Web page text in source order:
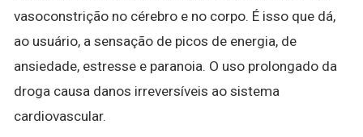
vasoconstrição no cérebro e no corpo. É isso que dá,
ao usuário, a sensação de picos de energia, de
ansiedade, estresse e paranoia. O uso prolongado da
droga causa danos irreversíveis ao sistema
cardiovascular.